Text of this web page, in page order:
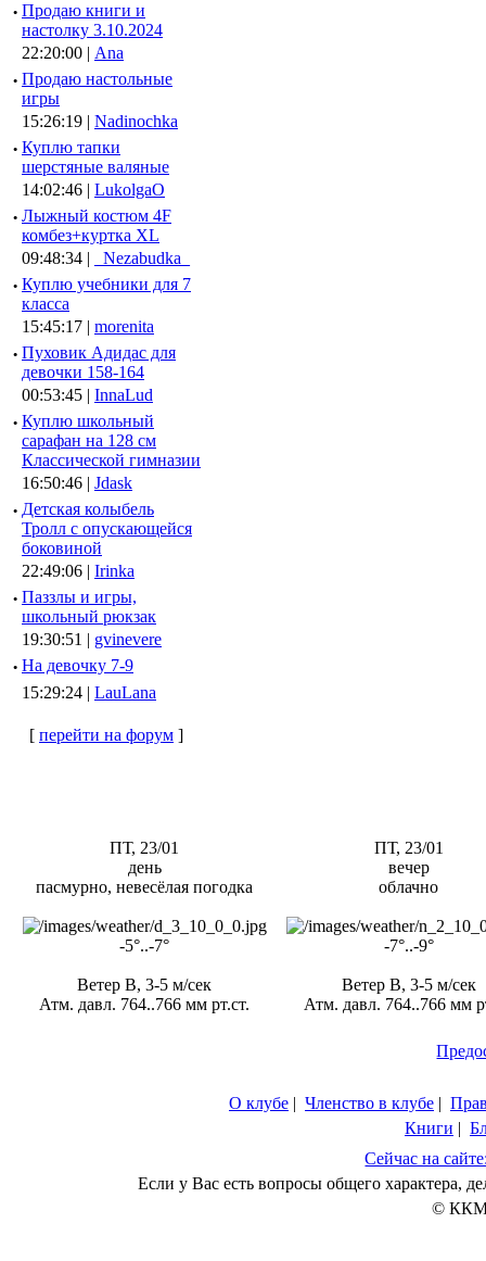
· Продаю книги и
настолку 3.10.2024
22:20:00 | Ana
· Продаю настольные
игры
15:26:19 | Nadinochka
· Куплю тапки
шерстяные валяные
14:02:46 | LukolgaO
· Лыжный костюм 4F
комбез+куртка XL
09:48:34 |
_Nezabudka_
· Куплю учебники для 7
класса
15:45:17 | morenita
· Пуховик Адидас для
девочки 158-164
00:53:45 | InnaLud
· Куплю школьный
сарафан на 128 см
Классической гимназии
16:50:46 | Jdask
· Детская колыбель
Тролл с опускающейся
боковиной
22:49:06 | Irinka
· Паззлы и игры,
школьный рюкзак
19:30:51 | gvinevere
· Hа девочку 7-9
15:29:24 | LauLana
[ перейти на форум ]
ПТ, 23/01
день
пасмурно, невесёлая погодка
-5°..-7°
Ветер В, 3-5 м/сек
Атм. давл. 764..766 мм рт.ст.
ПТ, 23/01
вечер
облачно
-7°..-9°
Ветер В, 3-5 м/сек
Атм. давл. 764..766 мм
О клубе | Членство в клубе |
Книги |
Сейчас на
Если у Вас есть вопросы общего характера,
© ККМ